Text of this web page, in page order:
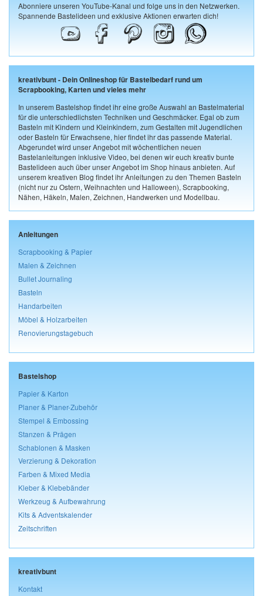
Abonniere unseren YouTube-Kanal und folge uns in den Netzwerken.
Spannende Bastelideen und exklusive Aktionen erwarten dich!
kreativbunt - Dein Onlineshop für Bastelbedarf rund um
Scrapbooking, Karten und vieles mehr
In unserem Bastelshop findet ihr eine große Auswahl an Bastelmaterial
für die unterschiedlichsten Techniken und Geschmäcker. Egal ob zum
Basteln mit Kindern und Kleinkindern, zum Gestalten mit Jugendlichen
oder Basteln für Erwachsene, hier findet ihr das passende Material.
Abgerundet wird unser Angebot mit wöchentlichen neuen
Bastelanleitungen inklusive Video, bei denen wir euch kreativ bunte
Bastelideen auch über unser Angebot im Shop hinaus anbieten. Auf
unserem kreativen Blog findet ihr Anleitungen zu den Themen Basteln
(nicht nur zu Ostern, Weihnachten und Halloween), Scrapbooking,
Nähen, Häkeln, Malen, Zeichnen, Handwerken und Modellbau.
Anleitungen
Scrapbooking & Papier
Malen & Zeichnen
Bullet Journaling
Basteln
Handarbeiten
Möbel & Holzarbeiten
Renovierungstagebuch
Bastelshop
Papier & Karton
Planer & Planer-Zubehör
Stempel & Embossing
Stanzen & Prägen
Schablonen & Masken
Verzierung & Dekoration
Farben & Mixed Media
Kleber & Klebebänder
Werkzeug & Aufbewahrung
Kits & Adventskalender
Zeitschriften
kreativbunt
Kontakt